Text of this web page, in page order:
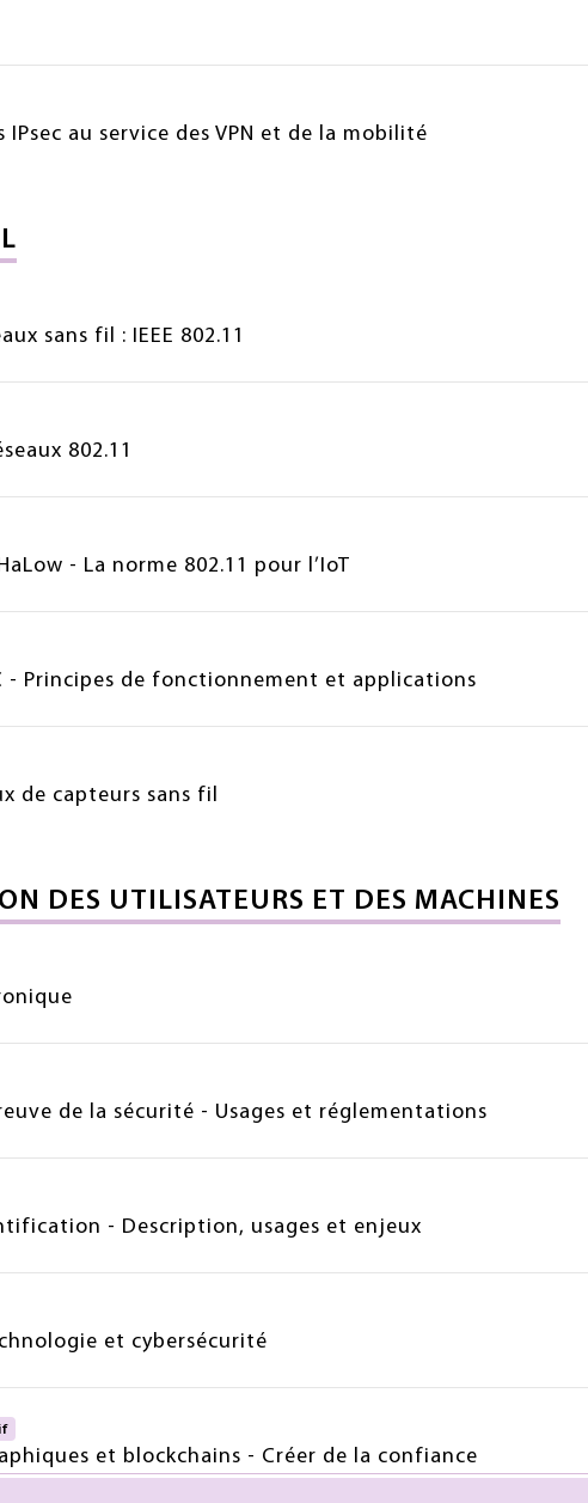
au service des VPN et de la mobilité
sans fil : IEEE 802.11
802.11
- La norme 802.11 pour l’IoT
- Principes de fonctionnement et applications
de capteurs sans fil
DES UTILISATEURS ET DES MACHINES
de la sécurité - Usages et réglementations
- Description, usages et enjeux
et cybersécurité
et blockchains - Créer de la confiance